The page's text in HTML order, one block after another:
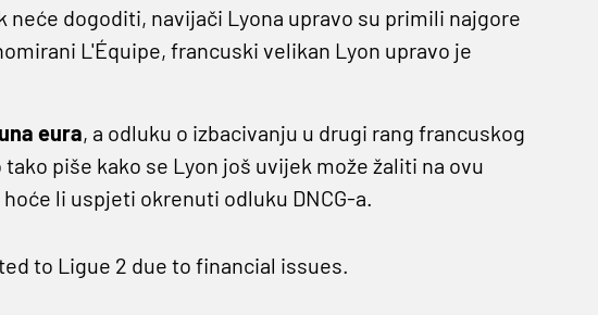
neće dogoditi, navijači Lyona upravo su primili najgore
L'Équipe, francuski velikan Lyon upravo je
eura, a odluku o izbacivanju u drugi rang francuskog
tako piše kako se Lyon još uvijek može žaliti na ovu
li uspjeti okrenuti odluku DNCG-a.
to Ligue 2 due to financial issues.